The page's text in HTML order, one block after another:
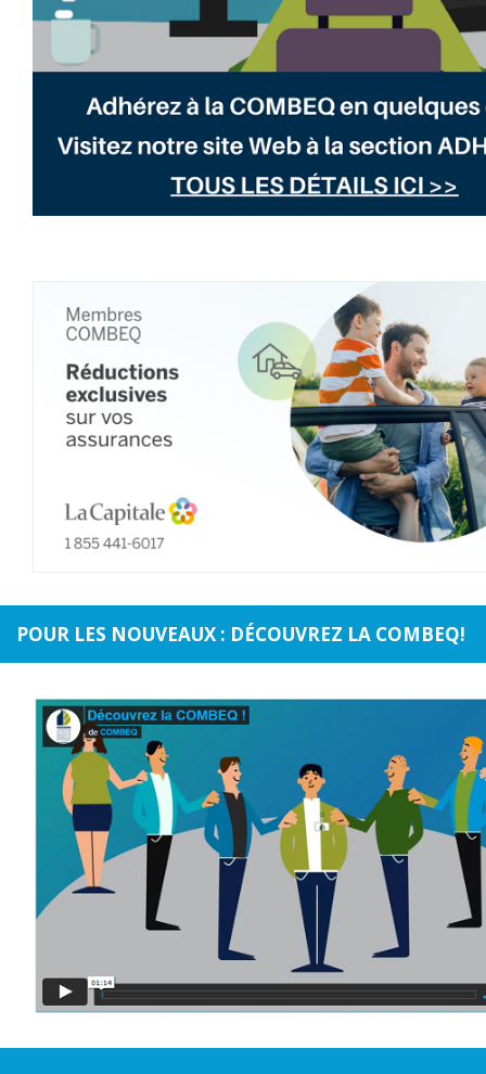
POUR LES NOUVEAUX : DÉCOUVREZ LA COMBEQ!